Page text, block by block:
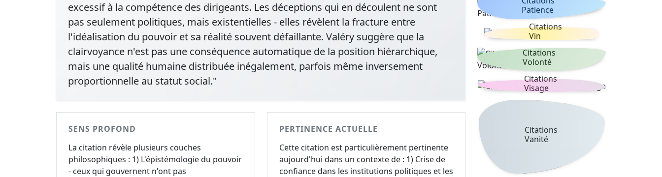
excessif à la compétence des dirigeants. Les déceptions qui en découlent ne sont
pas seulement politiques, mais existentielles - elles révèlent la fracture entre
l'idéalisation du pouvoir et sa réalité souvent défaillante. Valéry suggère que la
clairvoyance n'est pas une conséquence automatique de la position hiérarchique,
mais une qualité humaine distribuée inégalement, parfois même inversement
proportionnelle au statut social."
SENS PROFOND
La citation révèle plusieurs couches
philosophiques : 1) L'épistémologie du pouvoir
- ceux qui gouvernent n'ont pas
PERTINENCE ACTUELLE
Cette citation est particulièrement pertinente
aujourd'hui dans un contexte de : 1) Crise de
confiance dans les institutions politiques et les
Patience
Citations
Vin
Citations
Volonté
Citations
Visage
Citations
Vanité